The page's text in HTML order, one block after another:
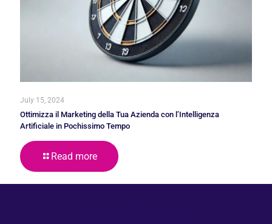
July 15, 2024
Ottimizza il Marketing della Tua Azienda con l’Intelligenza
Artificiale in Pochissimo Tempo
Read more